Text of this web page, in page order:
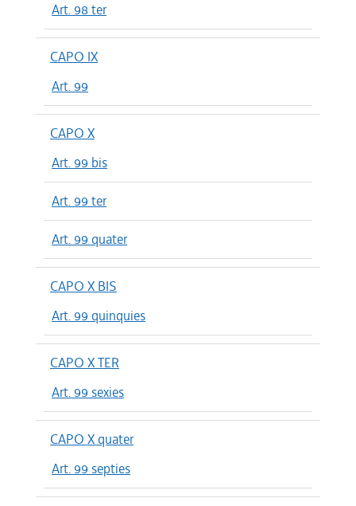
Art. 98 ter
CAPO IX
Art. 99
CAPO X
Art. 99 bis
Art. 99 ter
Art. 99 quater
CAPO X BIS
Art. 99 quinquies
CAPO X TER
Art. 99 sexies
CAPO X quater
Art. 99 septies